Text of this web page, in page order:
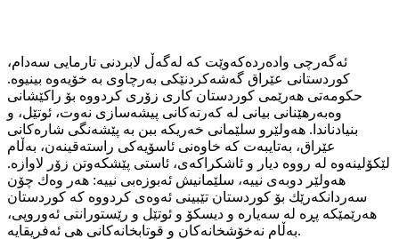
ئەگەرچی وادەردەکەوێت کە لەگەڵ لابردنی تارمایی سەدام،
كوردستانی عێراق گەشەكردنێكی بەرچاوی بە خۆیەوە بینیوە.
حكومەتی ھەرێمی كوردستان كاری زۆری كردووە بۆ راكێشانی
وەبەرھێنانی بیانی لە كەرتەكانی پیشەسازی نەوت، ئوتێل، و
بنیادناندا. ھەولێرو سلێمانی خەریكە ببن بە پێشەنگی شارەكانی
عێراق، بەتایبەت کە خاوەنی ئاسۆیەکی راستەقینەن، بەڵام
لێكۆلینەوە لە رووە دیار و ئاشكراكەی، ئاستی پێشكەوتن زۆر لاوازە.
ھەولێر دوبەی نییە، سلێمانیش ئەبوزەبی نییە: ھەر وەك چۆن
سەردانكەرێك بۆ كوردستان تێبینی ئەوەی كردووە كە كوردستان
ھەرێمێكە پڕە لە سەیارە و دیسكۆ و ئوتێل و رێستورانتی ئەوروپی،
بەڵام نەخۆشخانەكان و قوتابخانەكانی ھی ئەفریقایە.